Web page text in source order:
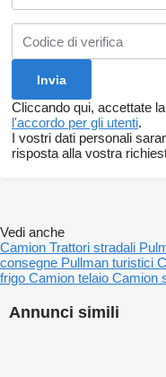
Cliccando qui, accettate
l'accordo per gli utenti.
I vostri dati personali
risposta alla vostra
Annunci simili
Vedi anche
Camion Trattori stradali
consegne Pullman turistici
frigo Camion telaio Camion